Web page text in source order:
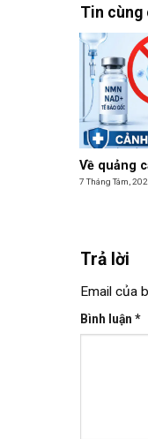
Tin cùng
Về quảng
7 Tháng Tám,
Trả lời
Email của
Bình luận *